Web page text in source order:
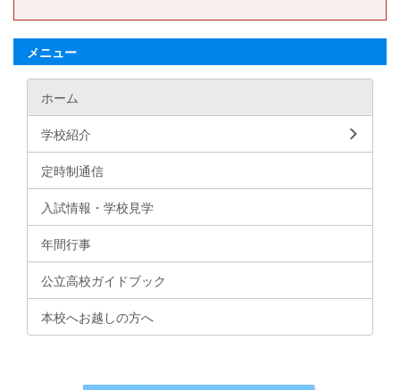
メニュー
ホーム
学校紹介
定時制通信
入試情報・学校見学
年間行事
公立高校ガイドブック
本校へお越しの方へ